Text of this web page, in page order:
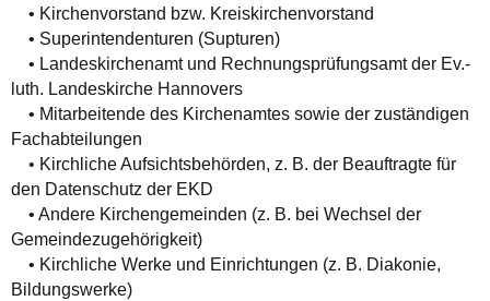
• Kirchenvorstand bzw. Kreiskirchenvorstand
• Superintendenturen (Supturen)
• Landeskirchenamt und Rechnungsprüfungsamt der Ev.-
luth. Landeskirche Hannovers
• Mitarbeitende des Kirchenamtes sowie der zuständigen
Fachabteilungen
• Kirchliche Aufsichtsbehörden, z. B. der Beauftragte für
den Datenschutz der EKD
• Andere Kirchengemeinden (z. B. bei Wechsel der
Gemeindezugehörigkeit)
• Kirchliche Werke und Einrichtungen (z. B. Diakonie,
Bildungswerke)